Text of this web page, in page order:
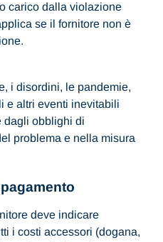
carico dalla violazione
se il fornitore non è
i disordini, le pandemie,
e altri eventi inevitabili
dagli obblighi di
problema e nella misura
deve indicare
i costi accessori (dogana,